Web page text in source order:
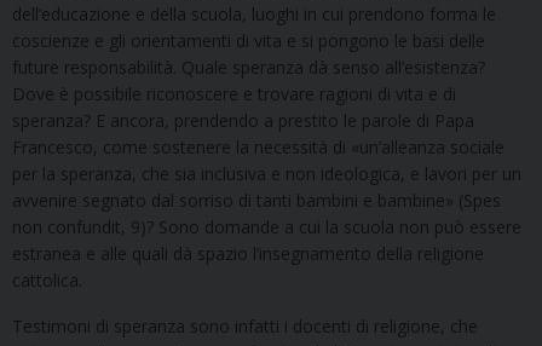
dell’educazione e della scuola, luoghi in cui prendono forma le
coscienze e gli orientamenti di vita e si pongono le basi delle
future responsabilità. Quale speranza dà senso all’esistenza?
Dove è possibile riconoscere e trovare ragioni di vita e di
speranza? E ancora, prendendo a prestito le parole di Papa
Francesco, come sostenere la necessità di «un’alleanza sociale
per la speranza, che sia inclusiva e non ideologica, e lavori per un
avvenire segnato dal sorriso di tanti bambini e bambine» (Spes
non confundit, 9)? Sono domande a cui la scuola non può essere
estranea e alle quali dà spazio l’insegnamento della religione
cattolica.
Testimoni di speranza sono infatti i docenti di religione, che